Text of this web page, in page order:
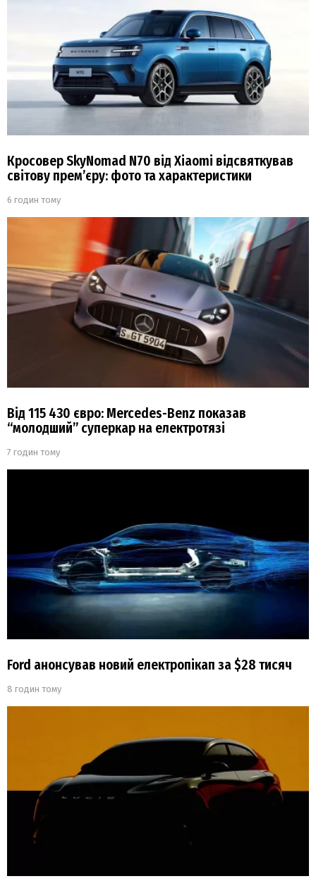
Кросовер SkyNomad N70 від Xiaomi відсвяткував
світову прем’єру: фото та характеристики
6 годин тому
Від 115 430 євро: Mercedes-Benz показав
“молодший” суперкар на електротязі
7 годин тому
Ford анонсував новий електропікап за $28 тисяч
8 годин тому